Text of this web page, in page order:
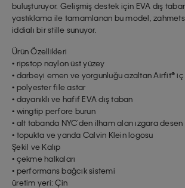
buluşturuyor. Gelişmiş destek için EVA dış
yastıklama ile tamamlanan bu model,
iddialı bir stille sunuyor.
Ürün Özellikleri
• ripstop naylon üst yüzey
• darbeyi emen ve yorgunluğu azaltan Airfit®
• polyester file astar
• dayanıklı ve hafif EVA dış taban
• wingtip perfore burun
• alt tabanda NYC'den ilham alan ızgara desen
• topukta ve yanda Calvin Klein logosu
Şekil ve Kalıp
• çekme halkaları
• performans bağcık sistemi
üretim yeri: Çin